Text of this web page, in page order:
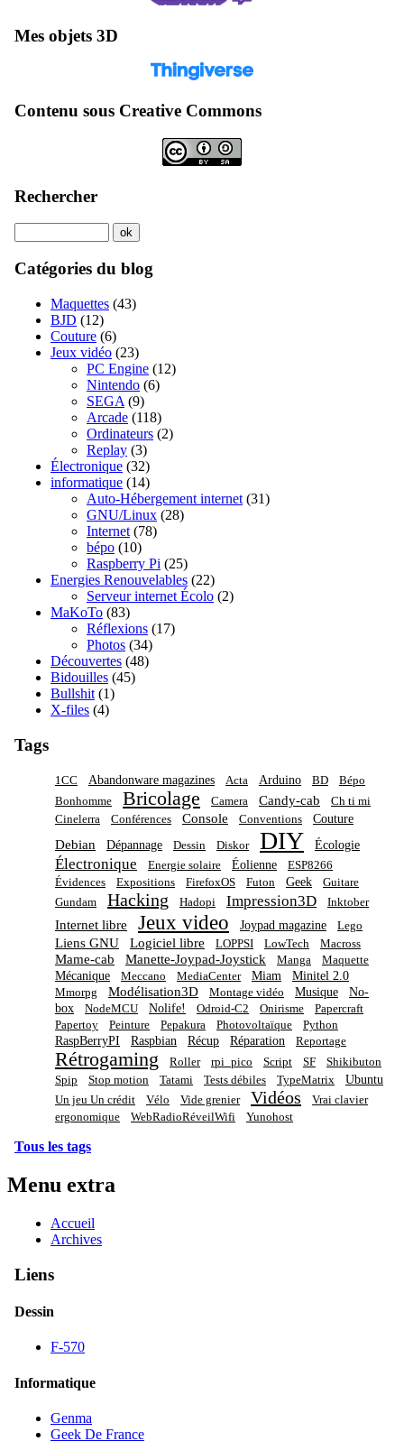
Mes objets 3D
Contenu sous Creative Commons
Rechercher
Catégories du blog
Maquettes (43)
BJD (12)
Couture (6)
Jeux vidéo (23)
PC Engine (12)
Nintendo (6)
SEGA (9)
Arcade (118)
Ordinateurs (2)
Replay (3)
Électronique (32)
informatique (14)
Auto-Hébergement internet (31)
GNU/Linux (28)
Internet (78)
bépo (10)
Raspberry Pi (25)
Energies Renouvelables (22)
Serveur internet Écolo (2)
MaKoTo (83)
Réflexions (17)
Photos (34)
Découvertes (48)
Bidouilles (45)
Bullshit (1)
X-files (4)
Tags
1CC Abandonware magazines Acta Arduino BD
Bépo
Bonhomme
Bricolage Camera Candy-cab
Ch ti mi
Cinelerra
Conférences Console Conventions Couture
Debian Dépannage Dessin Diskor DIY Écologie
Électronique Energie solaire Éolienne
ESP8266
Évidences
Expositions FirefoxOS Futon Geek
Guitare
Gundam
Hacking Hadopi Impression3D Inktober
Internet libre Jeux video Joypad magazine Lego
Liens GNU Logiciel libre LOPPSI LowTech Macross
Mame-cab Manette-Joypad-Joystick Manga Maquette
Mécanique Meccano MediaCenter Miam Minitel 2.0
Mmorpg Modélisation3D Montage vidéo Musique
No-
box
NodeMCU Nolife! Odroid-C2 Onirisme
Papercraft
Papertoy
Peinture Pepakura Photovoltaïque Python
RaspBerryPI Raspbian Récup Réparation Reportage
Rétrogaming Roller rpi_pico Script SF
Shikibuton
Spip
Stop motion Tatami Tests débiles TypeMatrix Ubuntu
Un jeu Un crédit Vélo Vide grenier Vidéos
Vrai clavier
ergonomique
WebRadioRéveilWifi Yunohost
Tous les tags
Menu extra
Accueil
Archives
Liens
Dessin
F-570
Informatique
Genma
Geek De France